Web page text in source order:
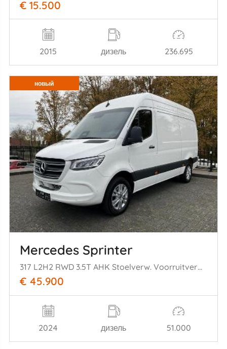
€ 15.500
2015 дизель 236.695
новый
Mercedes Sprinter
317 L2H2 RWD 3.5T AHK Stoelverw. Voorruitverw. | Leder
€ 45.900
2024 дизель 51.000